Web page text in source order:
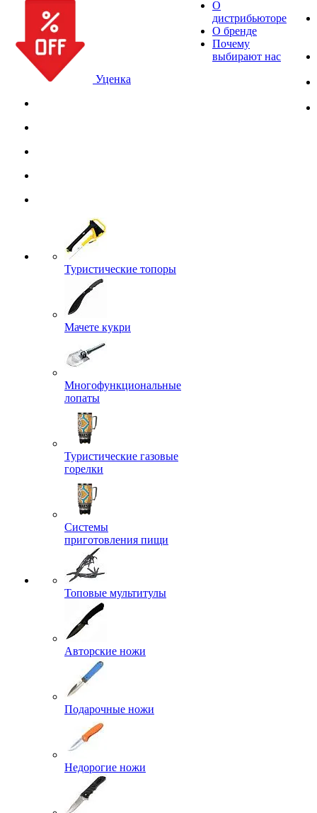
Уценка
Туристические топоры
Мачете кукри
Многофункциональные
лопаты
Туристические газовые
горелки
Системы
приготовления пищи
Топовые мультитулы
Авторские ножи
Подарочные ножи
Недорогие ножи
О
дистрибьюторе
О бренде
Почему
выбирают нас